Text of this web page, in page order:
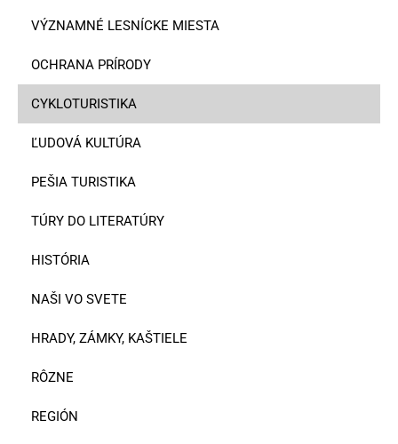
VÝZNAMNÉ LESNÍCKE MIESTA
OCHRANA PRÍRODY
CYKLOTURISTIKA
ĽUDOVÁ KULTÚRA
PEŠIA TURISTIKA
TÚRY DO LITERATÚRY
HISTÓRIA
NAŠI VO SVETE
HRADY, ZÁMKY, KAŠTIELE
RÔZNE
REGIÓN